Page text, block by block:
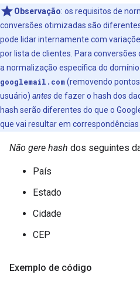
Observação: os requisitos de
conversões otimizadas são
pode lidar internamente com
por lista de clientes. Para
a normalização específica do
googlemail.com(removendo
usuário) antesde fazer o hash dos
hash serão diferentes do que o
que vai resultar em correspondências
Não gere hash dos seguintes
País
Estado
Cidade
CEP
Exemplo de código